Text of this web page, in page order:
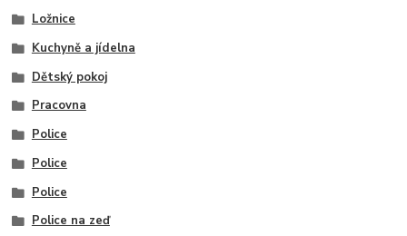
Ložnice
Kuchyně a jídelna
Dětský pokoj
Pracovna
Police
Police
Police
Police na zeď